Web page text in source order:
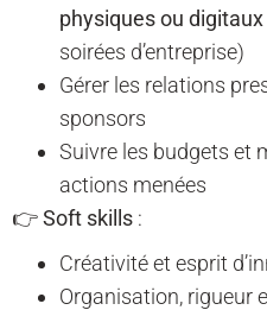
physiques ou digitaux
soirées d’entreprise)
Gérer les relations
sponsors
Suivre les budgets et
actions menées
👉Soft skills :
Créativité et esprit
Organisation, rigueur